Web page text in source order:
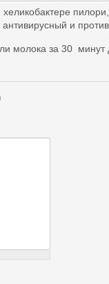
и
молока за 30 минут